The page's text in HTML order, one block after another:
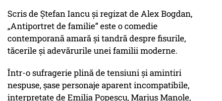
Scris de Ștefan Iancu și regizat de Alex Bogdan,
„Antiportret de familie” este o comedie
contemporană amară și tandră despre fisurile,
tăcerile și adevărurile unei familii moderne.
Într-o sufragerie plină de tensiuni și amintiri
nespuse, șase personaje aparent incompatibile,
interpretate de Emilia Popescu, Marius Manole,